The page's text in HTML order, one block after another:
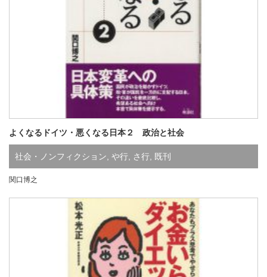
よくなるドイツ・悪くなる日本２ 政治と社会
社会・ノンフィクション や行 さ行 既刊
関口博之